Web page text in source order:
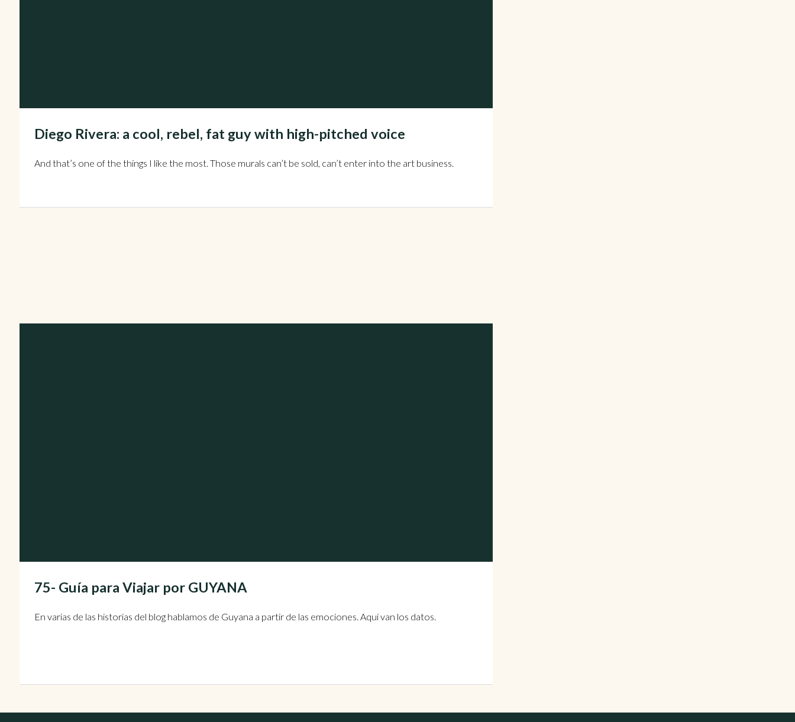
Diego Rivera: a cool, rebel, fat guy with high-pitched voice
And that’s one of the things I like the most. Those murals can’t be sold, can’t enter into the art business.
75- Guía para Viajar por GUYANA
En varias de las historias del blog hablamos de Guyana a partir de las emociones. Aquí van los datos.